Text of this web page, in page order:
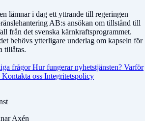
lämnar i dag ett yttrande till regeringen
AB:s ansökan om tillstånd till
från det svenska kärnkraftsprogrammet.
behövs ytterligare underlag om kapseln för
tillåtas.
frågorHur fungerar nyhetstjänsten? Varför
Kontakta oss Integritetspolicy
Axén